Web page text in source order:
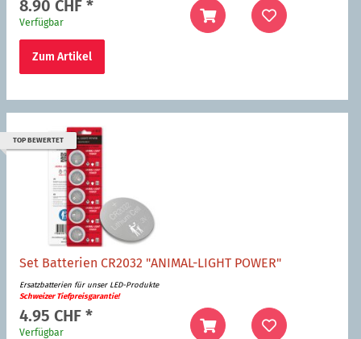
8.90 CHF *
Verfügbar
Zum Artikel
TOP BEWERTET
Set Batterien CR2032 "ANIMAL-LIGHT POWER"
Ersatzbatterien für unser LED-Produkte
Schweizer Tiefpreisgarantie!
4.95 CHF *
Verfügbar